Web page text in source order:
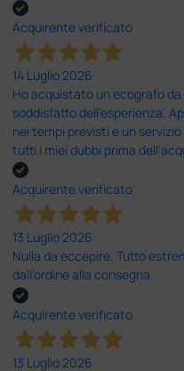
Acquirente verificato
14 Luglio 2026
Ho acquistato un ecografo
soddisfatto dell'esperienza.
nei tempi previsti e un
tutti i miei dubbi prima
Acquirente verificato
13 Luglio 2026
Nulla da eccepire. Tutto
dall’ordine alla consegna.
Acquirente verificato
13 Luglio 2026